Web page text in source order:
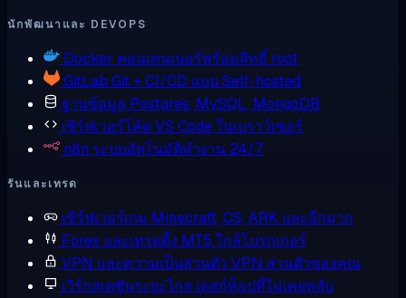
นักพัฒนาและ DEVOPS
Docker คอนเทนเนอร์พร้อมสิทธิ์ root
GitLab Git + CI/CD แบบ Self-hosted
ฐานข้อมูล Postgres, MySQL, MongoDB
เซิร์ฟเวอร์โค้ดVS Code ในเบราว์เซอร์
n8n ระบบอัตโนมัติทำงาน 24/7
รันและเทรด
เซิร์ฟเวอร์เกม Minecraft, CS, ARK และอีกมาก
Forex และเทรดดิ้ง MT5 ใกล้โบรกเกอร์
VPN และความเป็นส่วนตัว VPN ส่วนตัวของคุณ
เวิร์กสเตชันระยะไกล เดสก์ท็อปที่ไม่เคยหลับ